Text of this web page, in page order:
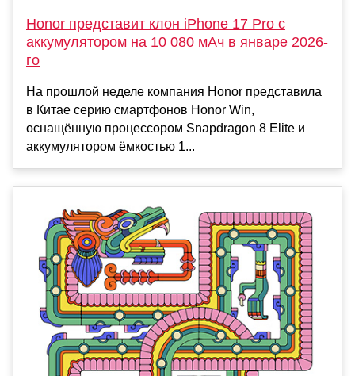
Honor представит клон iPhone 17 Pro с
аккумулятором на 10 080 мАч в январе 2026-
го
На прошлой неделе компания Honor представила
в Китае серию смартфонов Honor Win,
оснащённую процессором Snapdragon 8 Elite и
аккумулятором ёмкостью 1...